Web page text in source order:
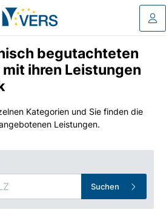
begutachteten
ihren Leistungen
Kategorien und Sie finden die
Leistungen.
Suchen